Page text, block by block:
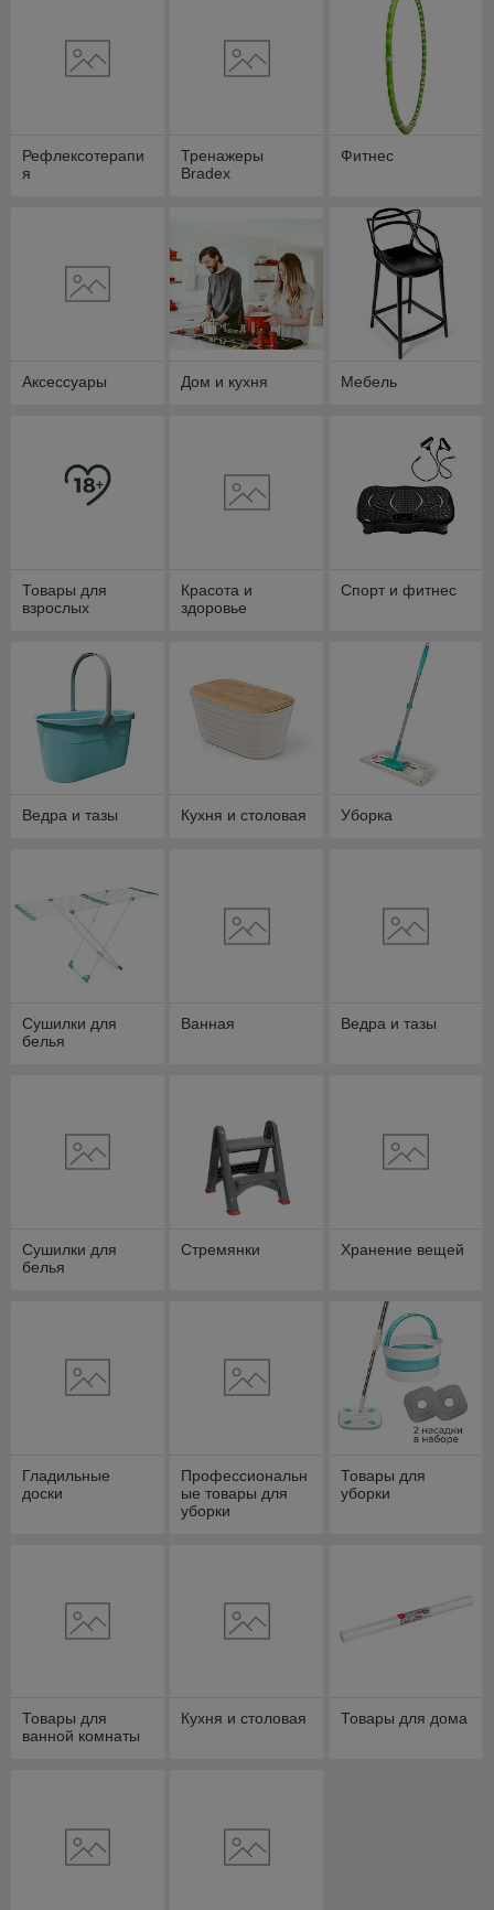
Рефлексотерапи
я
Тренажеры
Bradex
Фитнес
Аксессуары Дом и кухня Мебель
Товары для
взрослых
Красота и
здоровье
Спорт и фитнес
Ведра и тазы Кухня и столовая Уборка
Сушилки для
белья
Ванная Ведра и тазы
Сушилки для
белья
Стремянки Хранение вещей
Гладильные
доски
Профессиональн
ые товары для
уборки
Товары для
уборки
Товары для
ванной комнаты
Кухня и столовая Товары для дома